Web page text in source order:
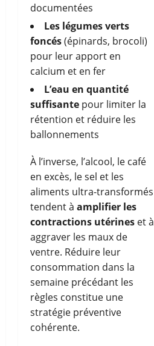
documentées
Les légumes verts
foncés(épinards, brocoli)
pour leur apport en
calcium et en fer
L’eau en quantité
suffisante pour limiter la
rétention et réduire les
ballonnements
À l’inverse, l’alcool, le café
en excès, le sel et les
aliments ultra-transformés
tendent à amplifier les
contractions utérines et à
aggraver les maux de
ventre. Réduire leur
consommation dans la
semaine précédant les
règles constitue une
stratégie préventive
cohérente.